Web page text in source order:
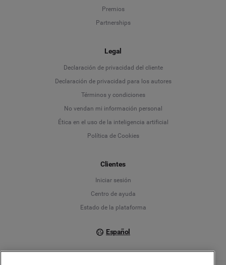
Premios
Partnerships
Legal
Declaración de privacidad del cliente
Declaración de privacidad para los autores
Términos y condiciones
No vendan mi información personal
Ética en el uso de la inteligencia artificial
Política de Cookies
Clientes
Iniciar sesión
Centro de ayuda
Estado de la plataforma
Español